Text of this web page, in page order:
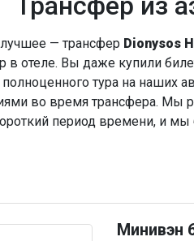
— трансфер Dionysos
в отеле. Вы даже купили
полноценного тура на
во время трансфера. Мы
период времени, и
Минивэн